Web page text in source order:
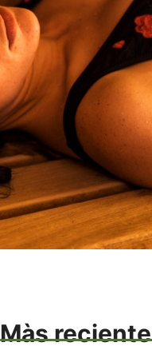
Màs reciente